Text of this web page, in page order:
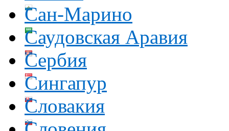
Сан-Марино
Саудовская Аравия
Сербия
Сингапур
Словакия